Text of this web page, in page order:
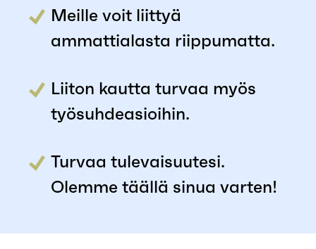
Meille voit liittyä
ammattialasta riippumatta.
Liiton kautta turvaa myös
työsuhdeasioihin.
Turvaa tulevaisuutesi.
Olemme täällä sinua varten!